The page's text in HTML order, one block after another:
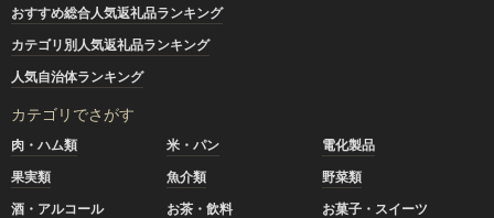
おすすめ総合人気返礼品ランキング
カテゴリ別人気返礼品ランキング
人気自治体ランキング
カテゴリでさがす
肉・ハム類 米・パン
電化製品
果実類
魚介類
野菜類
酒・アルコール
お茶・飲料
お菓子・スイーツ